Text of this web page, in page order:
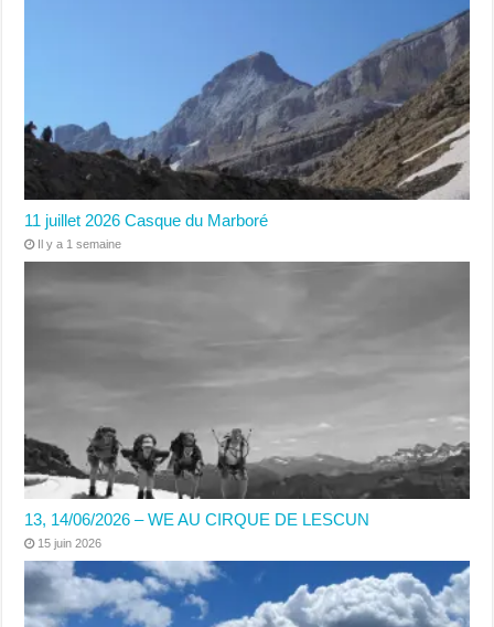
11 juillet 2026 Casque du Marboré
Il y a 1 semaine
13, 14/06/2026 – WE AU CIRQUE DE LESCUN
15 juin 2026